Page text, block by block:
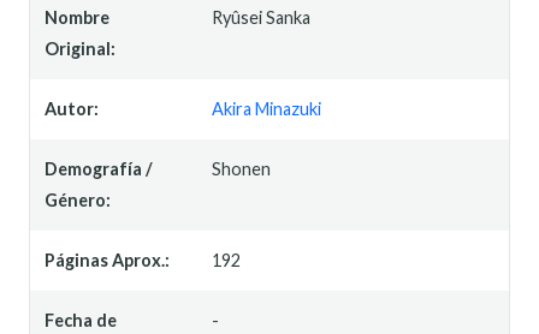
Nombre
Original:
Ryûsei Sanka
Autor: Akira Minazuki
Demografía /
Género:
Shonen
Páginas Aprox.: 192
Fecha de
-